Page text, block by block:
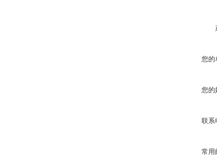
您的
您的
联系
常用